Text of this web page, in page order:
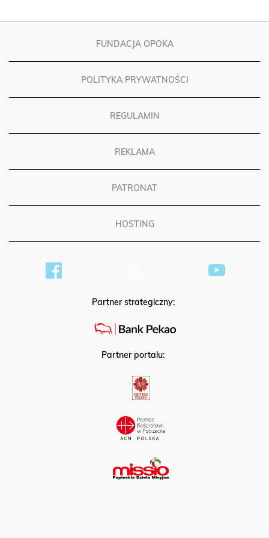
FUNDACJA OPOKA
POLITYKA PRYWATNOŚCI
REGULAMIN
REKLAMA
PATRONAT
HOSTING
Partner strategiczny:
Partner portalu: